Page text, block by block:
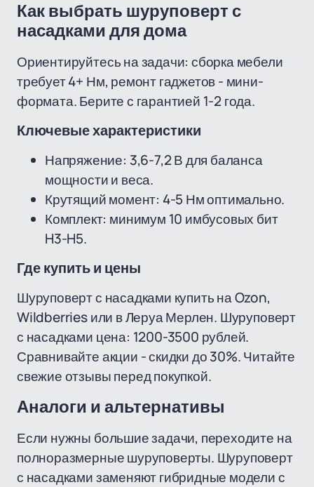
Как выбрать шуруповерт с
насадками для дома
Ориентируйтесь на задачи: сборка мебели
требует 4+ Нм, ремонт гаджетов - мини-
формата. Берите с гарантией 1-2 года.
Ключевые характеристики
Напряжение: 3,6-7,2 В для баланса
мощности и веса.
Крутящий момент: 4-5 Нм оптимально.
Комплект: минимум 10 имбусовых бит
H3-H5.
Где купить и цены
Шуруповерт с насадками купить на Ozon,
Wildberries или в Леруа Мерлен. Шуруповерт
с насадками цена: 1200-3500 рублей.
Сравнивайте акции - скидки до 30%. Читайте
свежие отзывы перед покупкой.
Аналоги и альтернативы
Если нужны большие задачи, переходите на
полноразмерные шуруповерты. Шуруповерт
с насадками заменяют гибридные модели с